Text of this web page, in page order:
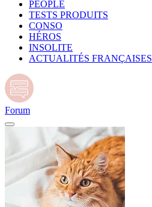
PEOPLE
TESTS PRODUITS
CONSO
HÉROS
INSOLITE
ACTUALITÉS FRANÇAISES
Forum